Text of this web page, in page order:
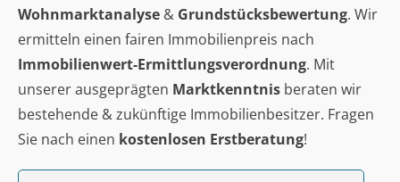
Wohnmarktanalyse & Grundstücksbewertung. Wir
ermitteln einen fairen Immobilienpreis nach
Immobilienwert-Ermittlungsverordnung. Mit
unserer ausgeprägten Marktkenntnis beraten wir
bestehende & zukünftige Immobilienbesitzer. Fragen
Sie nach einen kostenlosen Erstberatung!